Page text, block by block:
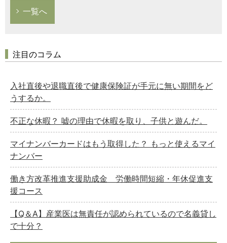
一覧へ
注目のコラム
入社直後や退職直後で健康保険証が手元に無い期間をど
うするか。
不正な休暇？ 嘘の理由で休暇を取り、子供と遊んだ。
マイナンバーカードはもう取得した？ もっと使えるマイ
ナンバー
働き方改革推進支援助成金 労働時間短縮・年休促進支
援コース
【Q＆A】産業医は無責任が認められているので名義貸し
で十分？